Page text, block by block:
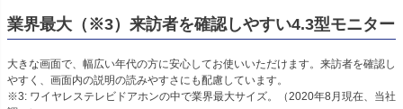
業界最大（※3）来訪者を確認しやすい4.3型モニター
大きな画面で、幅広い年代の方に安心してお使いいただけます。来訪者を確認し
やすく、画面内の説明の読みやすさにも配慮しています。
※3: ワイヤレステレビドアホンの中で業界最大サイズ。（2020年8月現在、当社